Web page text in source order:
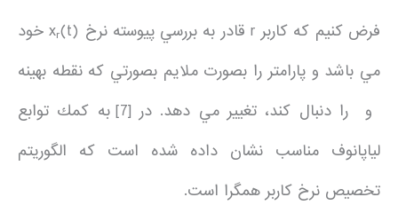
فرض كنيم كه كاربر r قادر به بررسي پيوسته نرخ x r (t) خود
مي باشد و پارامتر را بصورت ملايم بصورتي كه نقطه بهينه
و را دنبال كند، تغيير مي دهد. در [7] به كمك توابع
لياپانوف مناسب نشان داده شده است كه الگوريتم
تخصيص نرخ كاربر همگرا است.